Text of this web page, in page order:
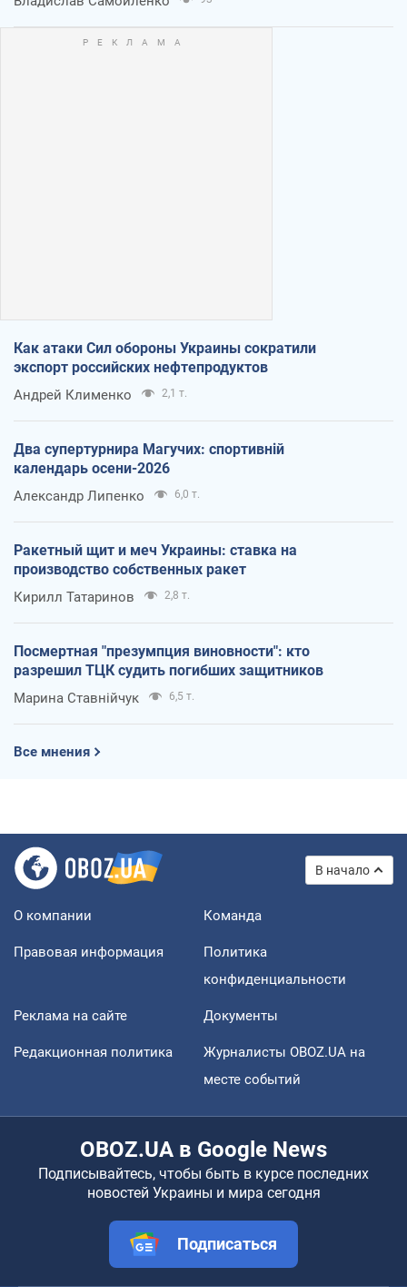
Как атаки Сил обороны Украины сократили
экспорт российских нефтепродуктов
Андрей Клименко 2,1 т.
Два супертурнира Магучих: спортивній
календарь осени-2026
Александр Липенко 6,0 т.
Ракетный щит и меч Украины: ставка на
производство собственных ракет
Кирилл Татаринов 2,8 т.
Посмертная "презумпция виновности": кто
разрешил ТЦК судить погибших защитников
Марина Ставнійчук 6,5 т.
Все мнения
В начало
О компании Команда
Правовая информация
Политика
конфиденциальности
Реклама на сайте Документы
Редакционная политика
Журналисты OBOZ.UA на
месте событий
OBOZ.UA в Google News
Подписывайтесь, чтобы быть в курсе последних
новостей Украины и мира сегодня
Подписаться